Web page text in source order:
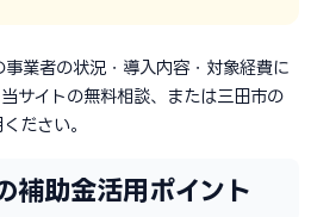
業者の状況・導入内容・対象経費に
サイトの無料相談、または三田市の
ださい。
補助金活用ポイント